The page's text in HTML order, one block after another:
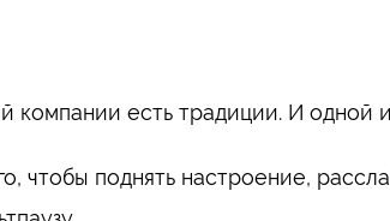
компании есть традиции. И одной
чтобы поднять настроение,